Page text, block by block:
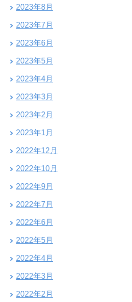
2023年8月
2023年7月
2023年6月
2023年5月
2023年4月
2023年3月
2023年2月
2023年1月
2022年12月
2022年10月
2022年9月
2022年7月
2022年6月
2022年5月
2022年4月
2022年3月
2022年2月